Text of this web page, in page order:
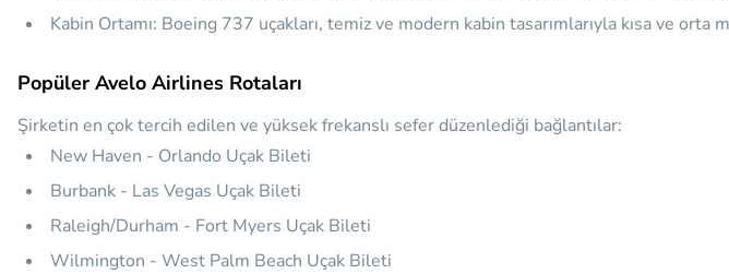
Kabin Ortamı: Boeing 737 uçakları, temiz ve modern kabin tasarımlarıyla kısa ve
Popüler Avelo Airlines Rotaları
Şirketin en çok tercih edilen ve yüksek frekanslı sefer düzenlediği bağlantılar:
New Haven - Orlando Uçak Bileti
Burbank - Las Vegas Uçak Bileti
Raleigh/Durham - Fort Myers Uçak Bileti
Wilmington - West Palm Beach Uçak Bileti